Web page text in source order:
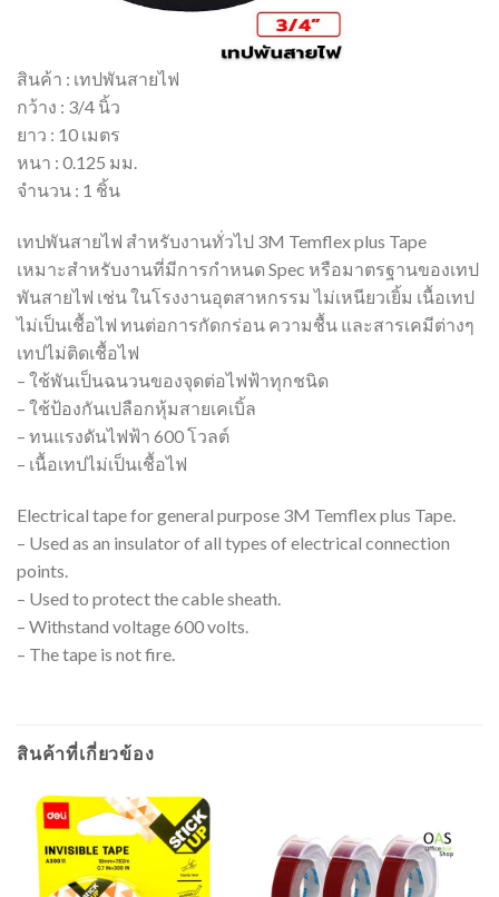
สินค้า : เทปพันสายไฟ
กว้าง : 3/4 นิ้ว
ยาว : 10 เมตร
หนา : 0.125 มม.
จำนวน : 1 ชิ้น
เทปพันสายไฟ สำหรับงานทั่วไป 3M Temflex plus Tape
เหมาะสำหรับงานที่มีการกำหนด Spec หรือมาตรฐานของเทป
พันสายไฟ เช่น ในโรงงานอุตสาหกรรม ไม่เหนียวเยิ้ม เนื้อเทป
ไม่เป็นเชื้อไฟ ทนต่อการกัดกร่อน ความชื้น และสารเคมีต่างๆ
เทปไม่ติดเชื้อไฟ
– ใช้พันเป็นฉนวนของจุดต่อไฟฟ้าทุกชนิด
– ใช้ป้องกันเปลือกหุ้มสายเคเบิ้ล
– ทนแรงดันไฟฟ้า 600 โวลต์
– เนื้อเทปไม่เป็นเชื้อไฟ
Electrical tape for general purpose 3M Temflex plus Tape.
– Used as an insulator of all types of electrical connection
points.
– Used to protect the cable sheath.
– Withstand voltage 600 volts.
– The tape is not fire.
สินค้าที่เกี่ยวข้อง